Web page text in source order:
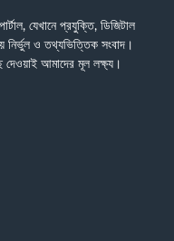
যেখানে প্রযুক্তি, ডিজিটাল
নির্ভুল ও তথ্যভিত্তিক সংবাদ।
আমাদের মূল লক্ষ্য।